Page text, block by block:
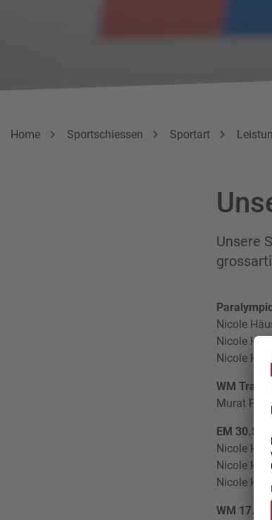
Breadcrumbnavigation
Sie befinden sich hier:
Home Sportschiessen Sportart
Unsere
Nicole
Nicole
Nicole
WM Trap
Murat
EM
Nicole
Nicole
Nicole
WM